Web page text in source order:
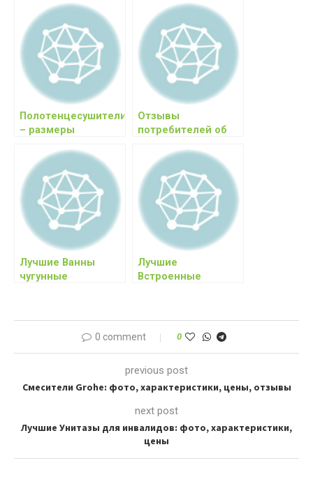
Полотенцесушители
– размеры
Отзывы
потребителей об
компании Церсанит
(Cersanit)
Лучшие Ванны
чугунные
цены, отзывы
Лучшие
Встроенные
цены
0 comment 0
previous post
Смесители Grohe: фото, характеристики, цены, отзывы
next post
Лучшие Унитазы для инвалидов: фото, характеристики,
цены